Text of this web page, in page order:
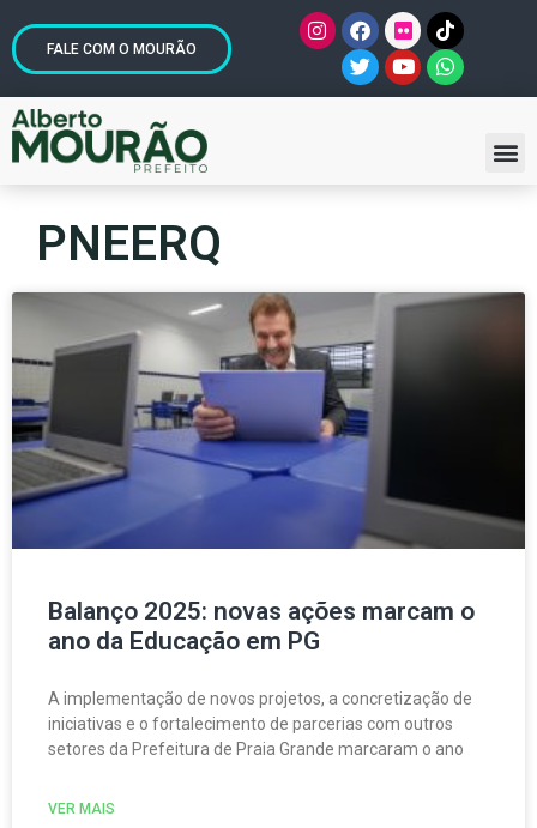
FALE COM O MOURÃO
PNEERQ
Balanço 2025: novas ações marcam o
ano da Educação em PG
A implementação de novos projetos, a concretização de
iniciativas e o fortalecimento de parcerias com outros
setores da Prefeitura de Praia Grande marcaram o ano
VER MAIS